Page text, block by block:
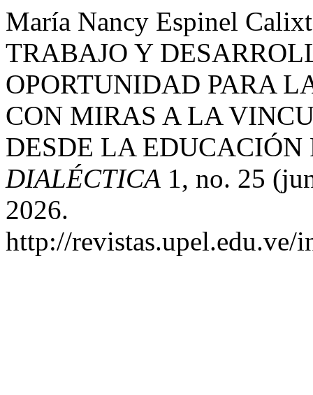
María Nancy Espinel
TRABAJO Y
OPORTUNIDAD PARA
CON MIRAS A LA
DESDE LA
DIALÉCTICA 1, no. 25
2026.
http://